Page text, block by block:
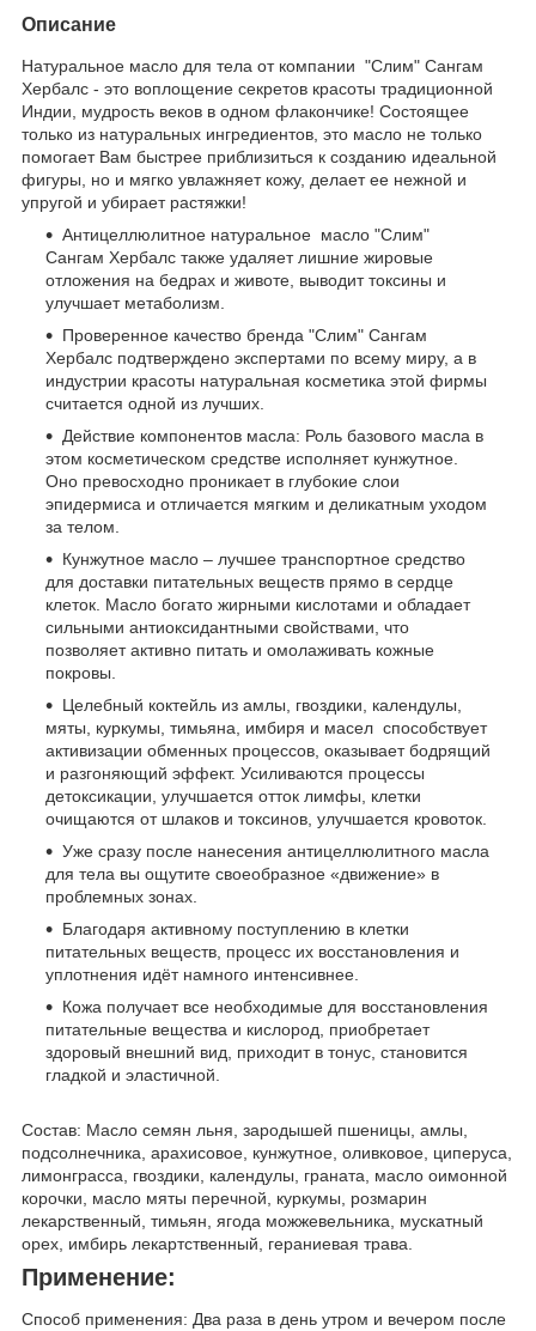
Описание
Натуральное масло для тела от компании "Слим" Сангам
Хербалс - это воплощение секретов красоты традиционной
Индии, мудрость веков в одном флакончике! Состоящее
только из натуральных ингредиентов, это масло не только
помогает Вам быстрее приблизиться к созданию идеальной
фигуры, но и мягко увлажняет кожу, делает ее нежной и
упругой и убирает растяжки!
Антицеллюлитное натуральное масло "Слим"
Сангам Хербалс также удаляет лишние жировые
отложения на бедрах и животе, выводит токсины и
улучшает метаболизм.
Проверенное качество бренда "Слим" Сангам
Хербалс подтверждено экспертами по всему миру, а в
индустрии красоты натуральная косметика этой фирмы
считается одной из лучших.
Действие компонентов масла: Роль базового масла в
этом косметическом средстве исполняет кунжутное.
Оно превосходно проникает в глубокие слои
эпидермиса и отличается мягким и деликатным уходом
за телом.
Кунжутное масло – лучшее транспортное средство
для доставки питательных веществ прямо в сердце
клеток. Масло богато жирными кислотами и обладает
сильными антиоксидантными свойствами, что
позволяет активно питать и омолаживать кожные
покровы.
Целебный коктейль из амлы, гвоздики, календулы,
мяты, куркумы, тимьяна, имбиря и масел способствует
активизации обменных процессов, оказывает бодрящий
и разгоняющий эффект. Усиливаются процессы
детоксикации, улучшается отток лимфы, клетки
очищаются от шлаков и токсинов, улучшается кровоток.
Уже сразу после нанесения антицеллюлитного масла
для тела вы ощутите своеобразное «движение» в
проблемных зонах.
Благодаря активному поступлению в клетки
питательных веществ, процесс их восстановления и
уплотнения идёт намного интенсивнее.
Кожа получает все необходимые для восстановления
питательные вещества и кислород, приобретает
здоровый внешний вид, приходит в тонус, становится
гладкой и эластичной.
Состав: Масло семян льня, зародышей пшеницы, амлы,
подсолнечника, арахисовое, кунжутное, оливковое, циперуса,
лимонграсса, гвоздики, календулы, граната, масло оимонной
корочки, масло мяты перечной, куркумы, розмарин
лекарственный, тимьян, ягода можжевельника, мускатный
орех, имбирь лекартственный, гераниевая трава.
Применение:
Способ применения: Два раза в день утром и вечером после